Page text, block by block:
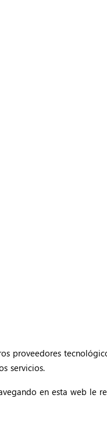
proveedores
servicios.
en esta web le